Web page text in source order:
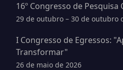
16º Congresso de Pesquisa
29 de outubro – 30 de outubro
I Congresso de Egressos:
Transformar"
26 de maio de 2026